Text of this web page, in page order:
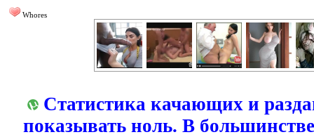
Whores
Статистика качающих и
показывать ноль. В